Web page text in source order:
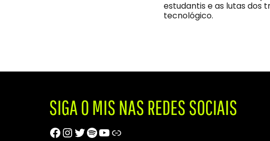
estudantis e as lutas dos
tecnológico.
SIGA O MIS NAS REDES SOCIAIS
Facebook
Instagram
Twitter
Spotify
Youtube
Trip Advisor